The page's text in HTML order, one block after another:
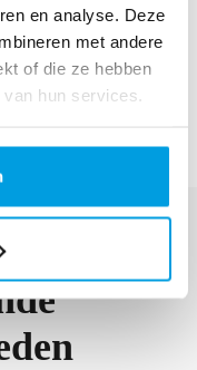
en analyse. Deze
met andere
of die ze hebben
hun services.